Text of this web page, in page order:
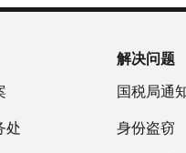
处
解决问题
国税局通
身份盗窃